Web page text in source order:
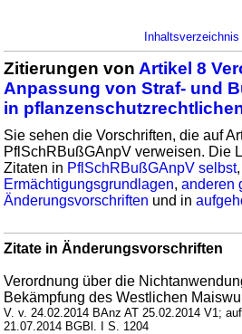
Inhaltsverzeichnis
Zitierungen von Artikel 8
Anpassung von Straf- und
in
Sie sehen die Vorschriften, die auf
PflSchRBußGAnpV verweisen. Die
Zitaten in PflSchRBußGAnpV selbst,
Ermächtigungsgrundlagen,anderen
Änderungsvorschriften und in
Zitate in Änderungsvorschriften
Verordnung über die
Bekämpfung des Westlichen
V. v. 24.02.2014 BAnz AT 25.02.2014 V1;
21.07.2014 BGBl. I S. 1204